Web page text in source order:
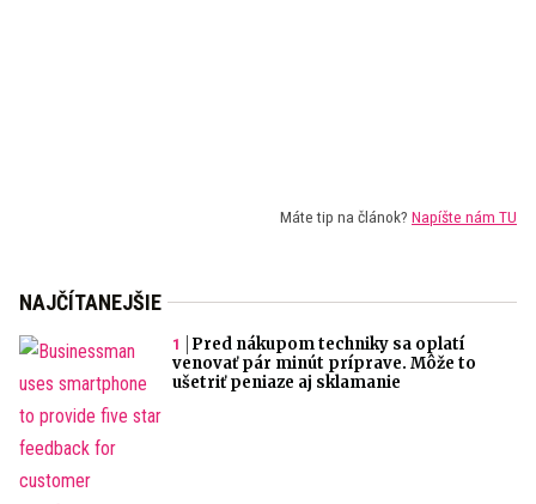
Máte tip na článok? Napíšte nám TU
NAJČÍTANEJŠIE
Pred nákupom techniky sa oplatí
venovať pár minút príprave. Môže to
ušetriť peniaze aj sklamanie